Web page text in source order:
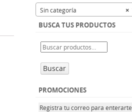
×
Sin categoría
BUSCA TUS PRODUCTOS
Buscar
PROMOCIONES
Registra tu correo para enterarte